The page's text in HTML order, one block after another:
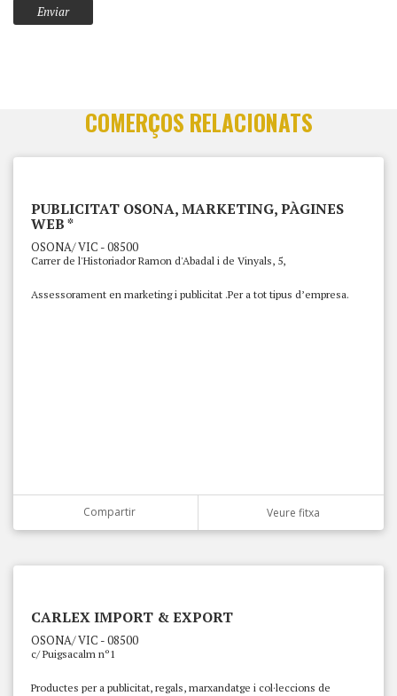
COMERÇOS RELACIONATS
PUBLICITAT OSONA, MARKETING, PÀGINES
WEB *
OSONA/ VIC - 08500
Carrer de l'Historiador Ramon d'Abadal i de Vinyals, 5,
Assessorament en marketing i publicitat .Per a tot tipus d’empresa.
Compartir Veure fitxa
CARLEX IMPORT & EXPORT
OSONA/ VIC - 08500
c/ Puigsacalm nº1
Productes per a publicitat, regals, marxandatge i col·leccions de